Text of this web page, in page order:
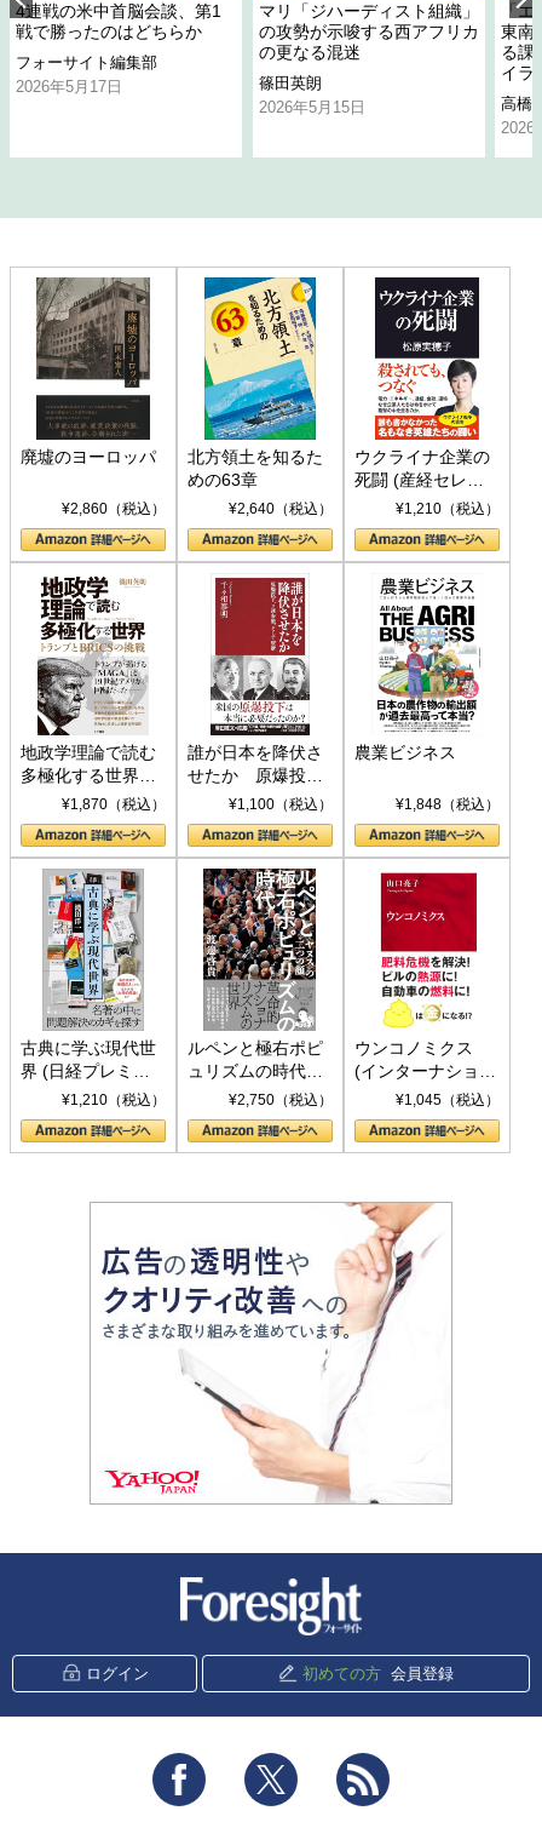
4連戦の米中首脳会談、第1
戦で勝ったのはどちらか
フォーサイト編集部
2026年5月17日
マリ「ジハーディスト組織」
の攻勢が示唆する西アフリカ
の更なる混迷
篠田英朗
2026年5月15日
「
東南
る課
イラ
高橋
2026
廃墟のヨーロッパ
¥2,860（税込）
北方領土を知るた
めの63章
¥2,640（税込）
ウクライナ企業の
死闘 (産経セレク
ト S 039)¥1,210（税込）
地政学理論で読む
多極化する世界：
トランプとBRICS
の挑戦
¥1,870（税込）
誰が日本を降伏さ
せたか 原爆投
下、ソ連参戦、そ
して聖断 (PHP新
書)
¥1,100（税込）
農業ビジネス
¥1,848（税込）
古典に学ぶ現代世
界 (日経プレミア
シリーズ)¥1,210（税込）
ルペンと極右ポピ
ュリズムの時代：
〈ヤヌス〉の二つ
の顔
¥2,750（税込）
ウンコノミクス
(インターナショナ
ル新書)¥1,045（税込）
ログイン 初めての方 会員登録
Facebook Twitter